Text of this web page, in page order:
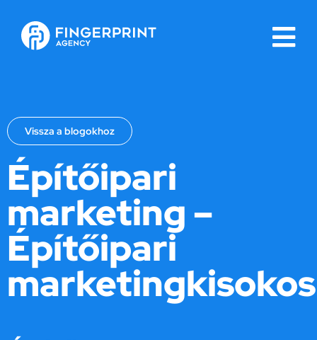
Vissza a blogokhoz
Építőipari
marketing –
Építőipari
marketingkisokos